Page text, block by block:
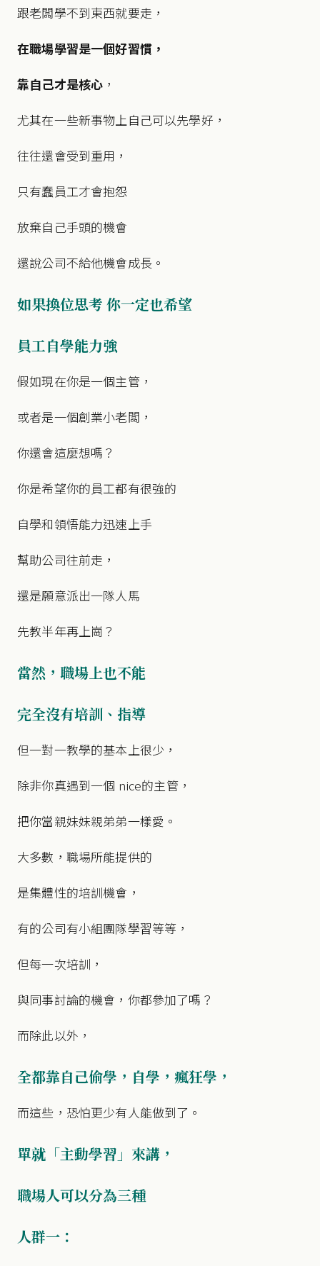
跟老闆學不到東西就要走，
在職場學習是一個好習慣，
靠自己才是核心 ，
尤其在一些新事物上自己可以先學好，
往往還會受到重用，
只有蠢員工才會抱怨
放棄自己手頭的機會
還說公司不給他機會成長。
如果換位思考 你一定也希望
員工自學能力強
假如現在你是一個主管，
或者是一個創業小老闆，
你還會這麼想嗎？
你是希望你的員工都有很強的
自學和領悟能力迅速上手
幫助公司往前走，
還是願意派出一隊人馬
先教半年再上崗？
當然，職場上也不能
完全沒有培訓、指導
但一對一教學的基本上很少，
除非你真遇到一個 nice的主管，
把你當親妹妹親弟弟一樣愛。
大多數，職場所能提供的
是集體性的培訓機會，
有的公司有小組團隊學習等等，
但每一次培訓，
與同事討論的機會，你都參加了嗎？
而除此以外，
全都靠自己偷學，自學，瘋狂學，
而這些，恐怕更少有人能做到了。
單就「主動學習」來講，
職場人可以分為三種
人群一：